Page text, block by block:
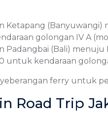
Ketapang
golongan IV A
Padangbai (Bali)
untuk kendaraan
ferry untuk
Road Trip